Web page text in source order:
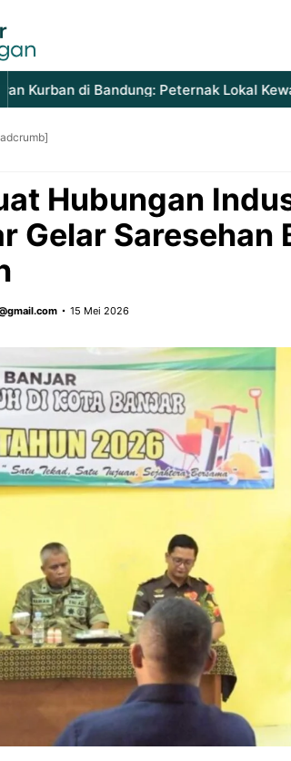
di Bandung: Peternak Lokal
Hubungan
Gelar Saresehan
15 Mei 2026